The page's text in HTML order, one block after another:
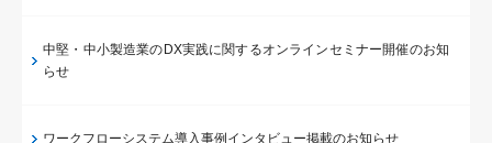
中堅・中小製造業のDX実践に関するオンラインセミナー開催のお知
らせ
ワークフローシステム導入事例インタビュー掲載のお知らせ